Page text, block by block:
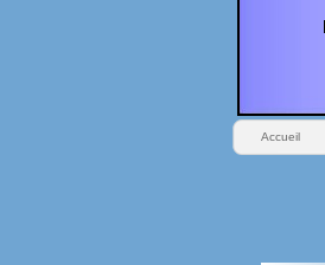
Accueil